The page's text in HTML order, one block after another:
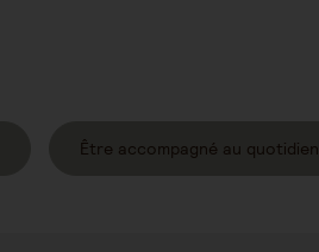
Être accompagné au quotidien